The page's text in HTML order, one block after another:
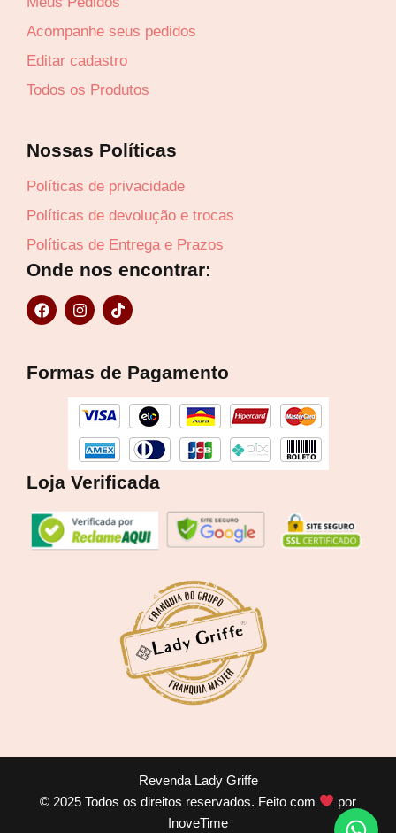
17,99
6x deR$3,00 sem juros
Acompanhe seus pedidos
Editar cadastro
Todos os Produtos
Nossas Políticas
Políticas de privacidade
Políticas de devolução e trocas
Políticas de Entrega e Prazos
Onde nos encontrar:
F
a
o
I
n
g
a
m
T
i
k
Formas de Pagamento
Loja Verificada
Revenda Lady Griffe
© 2025 Todos os direitos reservados. Feito com
por
InoveTime